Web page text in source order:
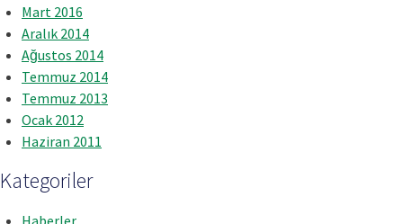
Mart 2016
Aralık 2014
Ağustos 2014
Temmuz 2014
Temmuz 2013
Ocak 2012
Haziran 2011
Kategoriler
Haberler